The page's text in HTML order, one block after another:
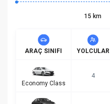
15 km
ARAÇ SINIFI YOLCULAR
Economy Class
4